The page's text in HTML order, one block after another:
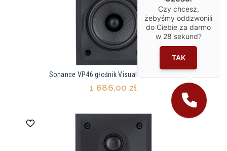
Sonance VP46 głośnik Visual Performance
1 686,00 zł
Czy chcesz,
żebyśmy oddzwonili
do Ciebie za darmo
w 28 sekund?
TAK